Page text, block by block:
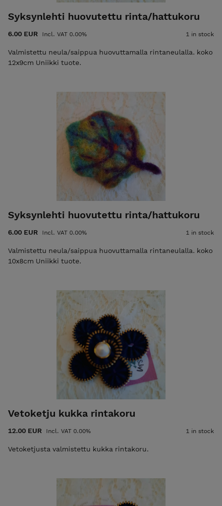
Syksynlehti huovutettu rinta/hattukoru
6.00 EUR Incl. VAT 0.00% 1 in stock
Valmistettu neula/saippua huovuttamalla rintaneulalla. koko
12x9cm Uniikki tuote.
Syksynlehti huovutettu rinta/hattukoru
6.00 EUR Incl. VAT 0.00% 1 in stock
Valmistettu neula/saippua huovuttamalla rintaneulalla. koko
10x8cm Uniikki tuote.
Vetoketju kukka rintakoru
12.00 EUR Incl. VAT 0.00% 1 in stock
Vetoketjusta valmistettu kukka rintakoru.